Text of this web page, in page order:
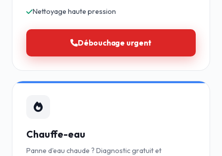
Nettoyage haute pression
Débouchage urgent
Chauffe-eau
Panne d'eau chaude ? Diagnostic gratuit et